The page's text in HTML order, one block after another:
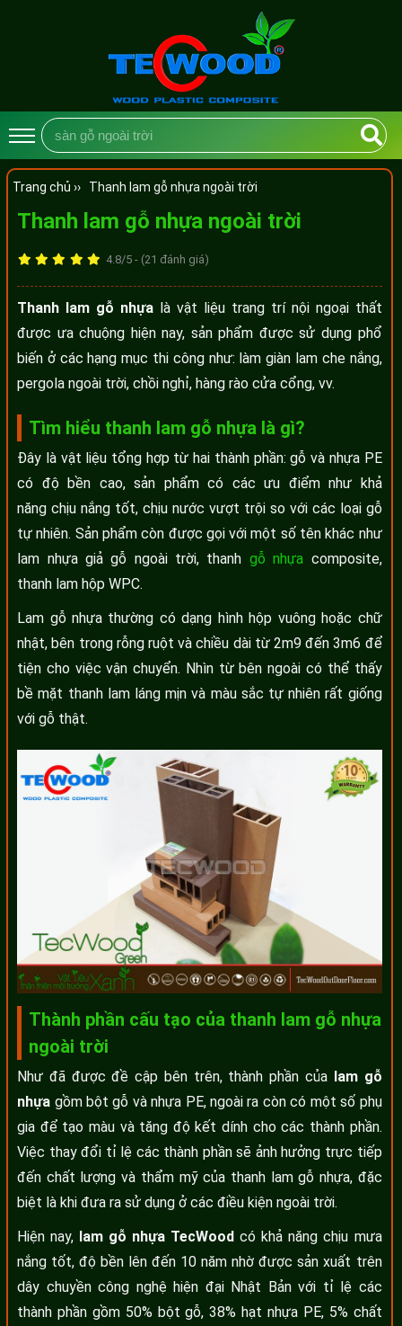
Trang chủ ›› Thanh lam gỗ nhựa ngoài trời
Thanh lam gỗ nhựa ngoài trời
4.8/5 - (21 đánh giá)
Thanh lam gỗ nhựalà vật liệu trang trí nội ngoại thất
được ưa chuộng hiện nay, sản phẩm được sử dụng phổ
biến ở các hạng mục thi công như: làm giàn lam che nắng,
pergola ngoài trời, chồi nghỉ, hàng rào cửa cổng, vv.
Tìm hiểu thanh lam gỗ nhựa là gì?
Đây là vật liệu tổng hợp từ hai thành phần: gỗ và nhựa PE
có độ bền cao, sản phẩm có các ưu điểm như khả
năng chịu nắng tốt, chịu nước vượt trội so với các loại gỗ
tự nhiên. Sản phẩm còn được gọi với một số tên khác như
lam nhựa giả gỗ ngoài trời, thanh gỗ nhựa composite,
thanh lam hộp WPC.
Lam gỗ nhựa thường có dạng hình hộp vuông hoặc chữ
nhật, bên trong rỗng ruột và chiều dài từ 2m9 đến 3m6 để
tiện cho việc vận chuyển. Nhìn từ bên ngoài có thể thấy
bề mặt thanh lam láng mịn và màu sắc tự nhiên rất giống
với gỗ thật.
Thành phần cấu tạo của thanh lam gỗ nhựa
ngoài trời
Như đã được đề cập bên trên, thành phần của lam gỗ
nhựa gồm bột gỗ và nhựa PE, ngoài ra còn có một số phụ
gia để tạo màu và tăng độ kết dính cho các thành phần.
Việc thay đổi tỉ lệ các thành phần sẽ ảnh hưởng trực tiếp
đến chất lượng và thẩm mỹ của thanh lam gỗ nhựa, đặc
biệt là khi đưa ra sử dụng ở các điều kiện ngoài trời.
Hiện nay, lam gỗ nhựa TecWood có khả năng chịu mưa
nắng tốt, độ bền lên đến 10 năm nhờ được sản xuất trên
dây chuyền công nghệ hiện đại Nhật Bản với tỉ lệ các
thành phần gồm 50% bột gỗ, 38% hạt nhựa PE, 5% chất